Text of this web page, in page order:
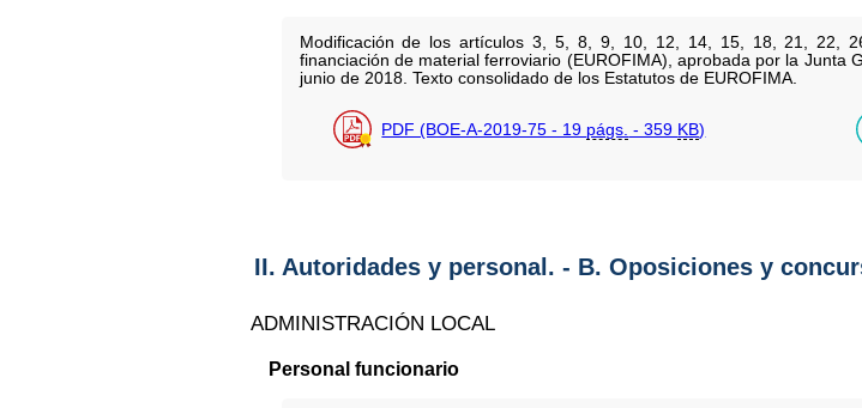
Modificación de los artículos 3, 5, 8, 9, 10, 12, 14, 15, 18, 21, 22,
financiación de material ferroviario (EUROFIMA), aprobada por la Junta
junio de 2018. Texto consolidado de los Estatutos de EUROFIMA.
PDF (BOE-A-2019-75 - 19 págs. - 359 KB)
II. Autoridades y personal. - B. Oposiciones y
ADMINISTRACIÓN LOCAL
Personal funcionario